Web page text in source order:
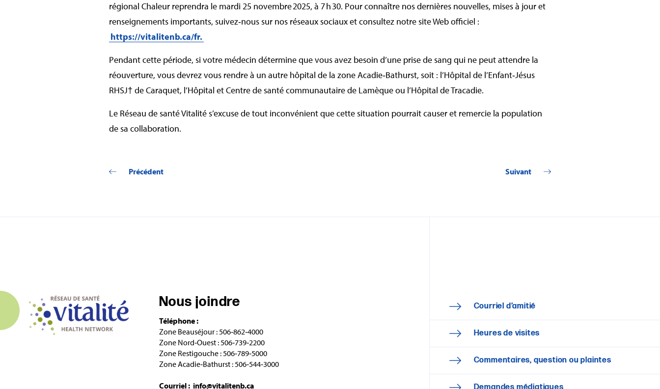
régional Chaleur reprendra le mardi 25 novembre 2025, à 7 h 30. Pour connaître nos dernières nouvelles, mises à jour et
renseignements importants, suivez‑nous sur nos réseaux sociaux et consultez notre site Web officiel :
https://vitalitenb.ca/fr.
Pendant cette période, si votre médecin détermine que vous avez besoin d’une prise de sang qui ne peut attendre la
réouverture, vous devrez vous rendre à un autre hôpital de la zone Acadie‑Bathurst, soit : l’Hôpital de l’Enfant‑Jésus
RHSJ† de Caraquet, l’Hôpital et Centre de santé communautaire de Lamèque ou l’Hôpital de Tracadie.
Le Réseau de santé Vitalité s’excuse de tout inconvénient que cette situation pourrait causer et remercie la population
de sa collaboration.
Précédent Suivant
Nous joindre
Téléphone :
Zone Beauséjour : 506‑862‑4000
Zone Nord‑Ouest : 506‑739‑2200
Zone Restigouche : 506‑789‑5000
Zone Acadie‑Bathurst : 506‑544‑3000
Courriel : info@vitalitenb.ca
Courriel d’amitié
Heures de visites
Commentaires, question ou plaintes